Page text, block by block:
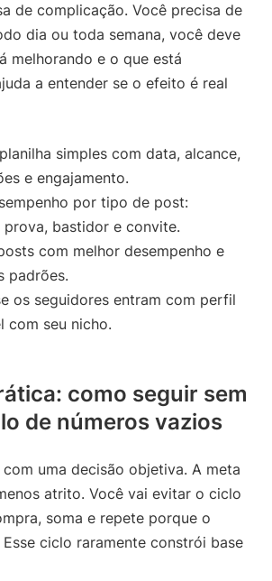
de complicação. Você precisa de
dia ou toda semana, você deve
melhorando e o que está
a entender se o efeito é real
simples com data, alcance,
e engajamento.
por tipo de post:
bastidor e convite.
com melhor desempenho e
padrões.
os seguidores entram com perfil
com seu nicho.
como seguir sem
de números vazios
uma decisão objetiva. A meta
atrito. Você vai evitar o ciclo
soma e repete porque o
ciclo raramente constrói base